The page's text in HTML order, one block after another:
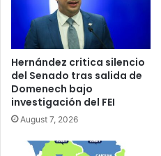
Hernández critica silencio
del Senado tras salida de
Domenech bajo
investigación del FEI
August 7, 2026